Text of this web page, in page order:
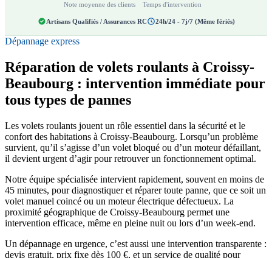
Note moyenne des clients Temps d'intervention
Artisans Qualifiés / Assurances RC 24h/24 - 7j/7 (Même fériés)
Dépannage express
Réparation de volets roulants à Croissy-
Beaubourg : intervention immédiate pour
tous types de pannes
Les volets roulants jouent un rôle essentiel dans la sécurité et le
confort des habitations à Croissy-Beaubourg. Lorsqu’un problème
survient, qu’il s’agisse d’un volet bloqué ou d’un moteur défaillant,
il devient urgent d’agir pour retrouver un fonctionnement optimal.
Notre équipe spécialisée intervient rapidement, souvent en moins de
45 minutes, pour diagnostiquer et réparer toute panne, que ce soit un
volet manuel coincé ou un moteur électrique défectueux. La
proximité géographique de Croissy-Beaubourg permet une
intervention efficace, même en pleine nuit ou lors d’un week-end.
Un dépannage en urgence, c’est aussi une intervention transparente :
devis gratuit, prix fixe dès 100 €, et un service de qualité pour